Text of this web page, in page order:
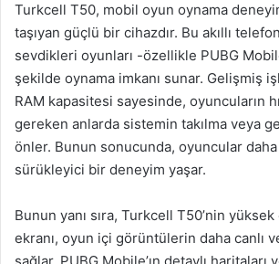
Turkcell T50, mobil oyun oynama
taşıyan güçlü bir cihazdır. Bu akıllı
sevdikleri oyunları -özellikle PUBG
şekilde oynama imkanı sunar. Gelişmiş
RAM kapasitesi sayesinde, oyuncuların
gereken anlarda sistemin takılma veya
önler. Bunun sonucunda, oyuncular daha
sürükleyici bir deneyim yaşar.
Bunun yanı sıra, Turkcell T50’nin
ekranı, oyun içi görüntülerin daha canlı